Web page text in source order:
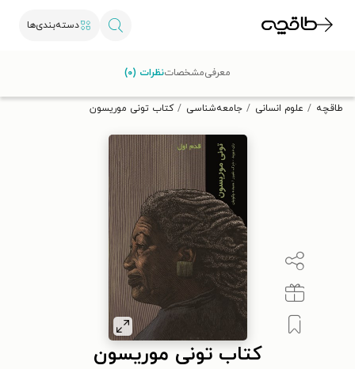
دسته‌بندی‌ها
تخفیف از طاقچه دریافت کن.
طاقچه علوم انسانی جامعه‌شناسی کتاب تونی موریسون
کتاب تونی موریسون
معرفیمشخصاتنظرات (۰)